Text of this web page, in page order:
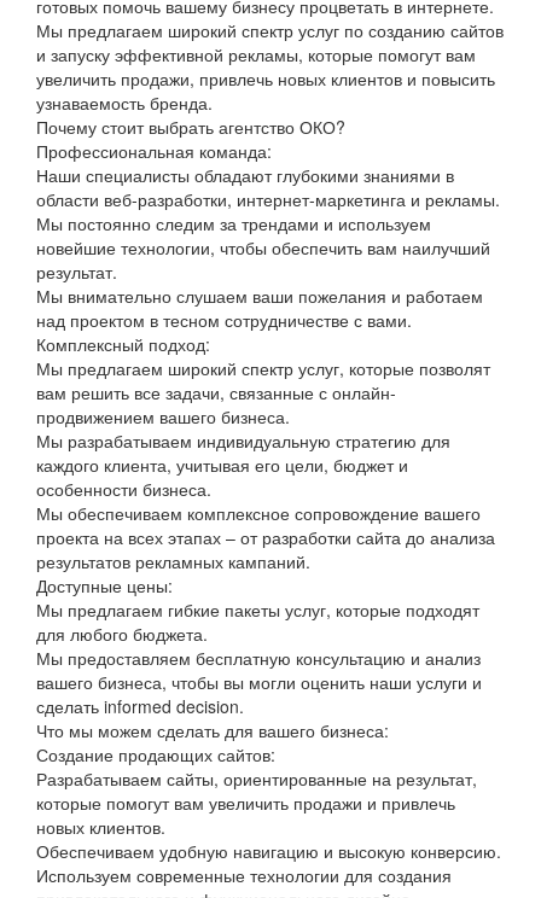
готовых помочь вашему бизнесу процветать в интернете.
Мы предлагаем широкий спектр услуг по созданию сайтов
и запуску эффективной рекламы, которые помогут вам
увеличить продажи, привлечь новых клиентов и повысить
узнаваемость бренда.
Почему стоит выбрать агентство ОКО?
Профессиональная команда:
Наши специалисты обладают глубокими знаниями в
области веб-разработки, интернет-маркетинга и рекламы.
Мы постоянно следим за трендами и используем
новейшие технологии, чтобы обеспечить вам наилучший
результат.
Мы внимательно слушаем ваши пожелания и работаем
над проектом в тесном сотрудничестве с вами.
Комплексный подход:
Мы предлагаем широкий спектр услуг, которые позволят
вам решить все задачи, связанные с онлайн-
продвижением вашего бизнеса.
Мы разрабатываем индивидуальную стратегию для
каждого клиента, учитывая его цели, бюджет и
особенности бизнеса.
Мы обеспечиваем комплексное сопровождение вашего
проекта на всех этапах – от разработки сайта до анализа
результатов рекламных кампаний.
Доступные цены:
Мы предлагаем гибкие пакеты услуг, которые подходят
для любого бюджета.
Мы предоставляем бесплатную консультацию и анализ
вашего бизнеса, чтобы вы могли оценить наши услуги и
сделать informed decision.
Что мы можем сделать для вашего бизнеса:
Создание продающих сайтов:
Разрабатываем сайты, ориентированные на результат,
которые помогут вам увеличить продажи и привлечь
новых клиентов.
Обеспечиваем удобную навигацию и высокую конверсию.
Используем современные технологии для создания